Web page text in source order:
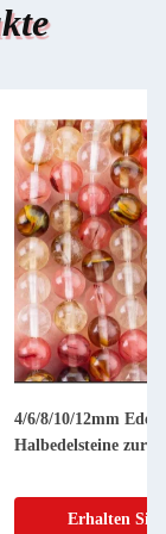
4/6/8/10/12mm
Halbedelsteine zur
Erhalten Sie